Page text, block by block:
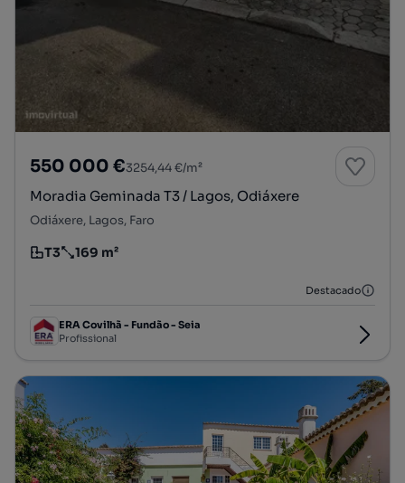
550 000 €3254,44 €/m²
Moradia Geminada T3 / Lagos, Odiáxere
Odiáxere, Lagos, Faro
Tipologia
T3
Preço por metro quadrado
169 m²
Destacado
ERA Covilhã - Fundão - Seia
Profissional